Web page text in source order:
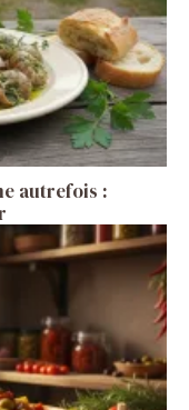
autrefois :